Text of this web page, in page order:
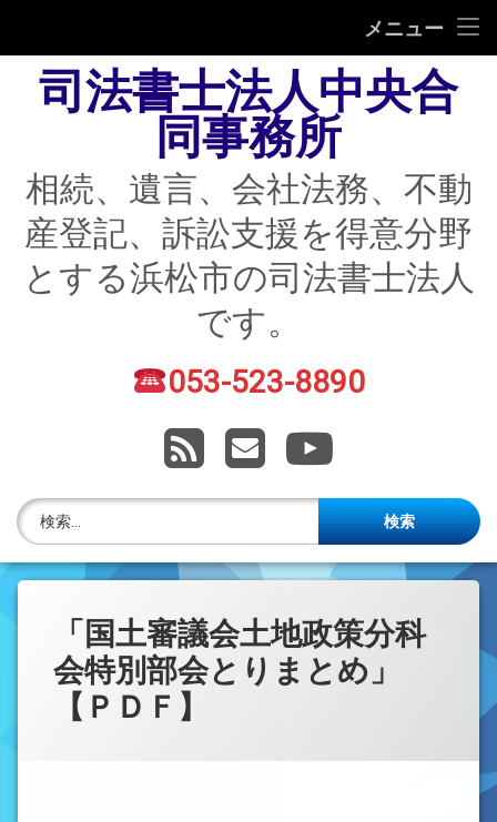
メニュー
相続
不動産登記
債務整理
住宅ローン返済にお困りの方
賃貸トラブル
株主名簿管理人
ご相談について
投稿記事一覧
アクセス
司法書士法人中央合
同事務所
相続、遺言、会社法務、不動
産登記、訴訟支援を得意分野
とする浜松市の司法書士法人
です。
電話番号: 053-523-8890
RSSメールアドレス
YouTube
検索:
「国土審議会土地政策分科
会特別部会とりまとめ」
【ＰＤＦ】